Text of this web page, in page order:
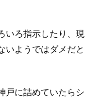
いろ指示したり、現
いようではダメだと
戸に詰めていたらシ